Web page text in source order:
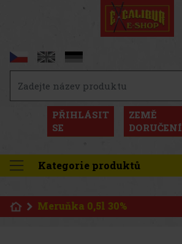
PŘIHLÁSIT
SE
ZEMĚ
DORUČENÍ
Kategorie produktů
Meruňka 0,5l 30%